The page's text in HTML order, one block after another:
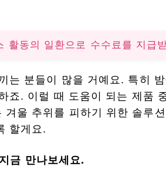
활동의 일환으로 수수료를 지급
는 분들이 많을 거예요. 특히
죠. 이럴 때 도움이 되는 제품
겨울 추위를 피하기 위한 솔루
할게요.
금 만나보세요.